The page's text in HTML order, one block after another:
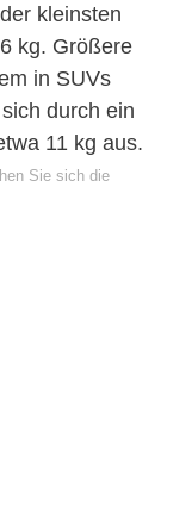
kleinsten
kg. Größere
in SUVs
durch ein
11 kg aus.
Sie sich die